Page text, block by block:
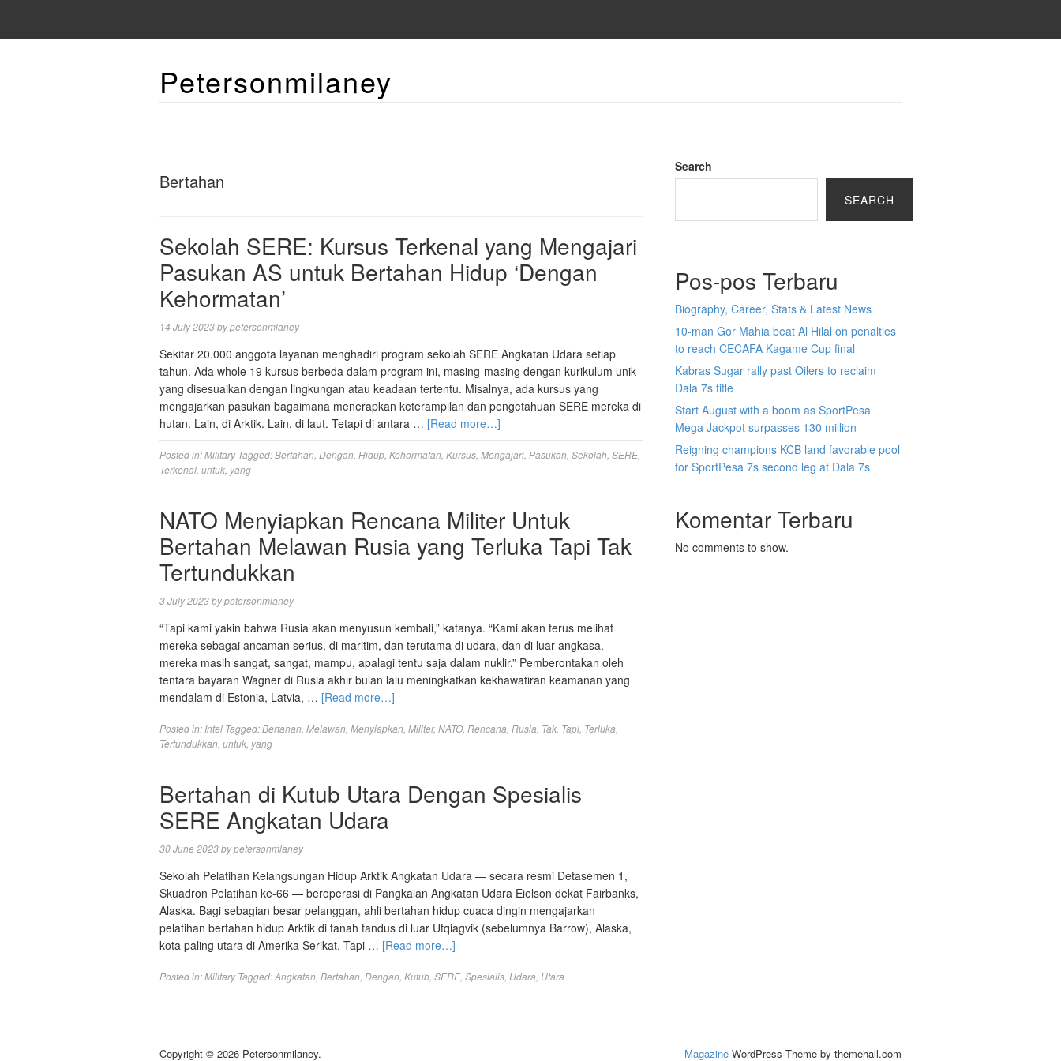
Petersonmilaney
Bertahan
Sekolah SERE: Kursus Terkenal yang Mengajari
Pasukan AS untuk Bertahan Hidup ‘Dengan
Kehormatan’
14 July 2023bypetersonmlaney
Sekitar 20.000 anggota layanan menghadiri program sekolah SERE Angkatan Udara setiap
tahun. Ada whole 19 kursus berbeda dalam program ini, masing-masing dengan kurikulum unik
yang disesuaikan dengan lingkungan atau keadaan tertentu. Misalnya, ada kursus yang
mengajarkan pasukan bagaimana menerapkan keterampilan dan pengetahuan SERE mereka di
hutan. Lain, di Arktik. Lain, di laut. Tetapi di antara … [Read more…]
Posted in:Military Tagged:Bertahan Dengan Hidup Kehormatan Kursus Mengajari Pasukan Sekolah SERE,
Terkenal untuk yang
NATO Menyiapkan Rencana Militer Untuk
Bertahan Melawan Rusia yang Terluka Tapi Tak
Tertundukkan
3 July 2023bypetersonmlaney
“Tapi kami yakin bahwa Rusia akan menyusun kembali,” katanya. “Kami akan terus melihat
mereka sebagai ancaman serius, di maritim, dan terutama di udara, dan di luar angkasa,
mereka masih sangat, sangat, mampu, apalagi tentu saja dalam nuklir.” Pemberontakan oleh
tentara bayaran Wagner di Rusia akhir bulan lalu meningkatkan kekhawatiran keamanan yang
mendalam di Estonia, Latvia, … [Read more…]
Posted in: Intel Tagged:Bertahan Melawan Menyiapkan Militer, NATO, Rencana Rusia Tak Tapi Terluka
Tertundukkan untuk yang
Bertahan di Kutub Utara Dengan Spesialis
SERE Angkatan Udara
30 June 2023bypetersonmlaney
Sekolah Pelatihan Kelangsungan Hidup Arktik Angkatan Udara — secara resmi Detasemen 1,
Skuadron Pelatihan ke-66 — beroperasi di Pangkalan Angkatan Udara Eielson dekat Fairbanks,
Alaska. Bagi sebagian besar pelanggan, ahli bertahan hidup cuaca dingin mengajarkan
pelatihan bertahan hidup Arktik di tanah tandus di luar Utqiagvik (sebelumnya Barrow), Alaska,
kota paling utara di Amerika Serikat. Tapi … [Read more…]
Posted in:Military Tagged:Angkatan Bertahan Dengan Kutub SERE, Spesialis Udara Utara
Search
SEARCH
Pos-pos Terbaru
Biography, Career, Stats & Latest News
10-man Gor Mahia beat Al Hilal on penalties
to reach CECAFA Kagame Cup final
Kabras Sugar rally past Oilers to reclaim
Dala 7s title
Start August with a boom as SportPesa
Mega Jackpot surpasses 130 million
Reigning champions KCB land favorable pool
for SportPesa 7s second leg at Dala 7s
Komentar Terbaru
No comments to show.
Copyright © 2026 Petersonmilaney. Magazine WordPress Theme by themehall.com